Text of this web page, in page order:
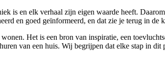
is en elk verhaal zijn eigen waarde heeft.
en goed geïnformeerd, en dat zie je terug in de
Het is een bron van inspiratie, een
van een huis. Wij begrijpen dat elke stap in